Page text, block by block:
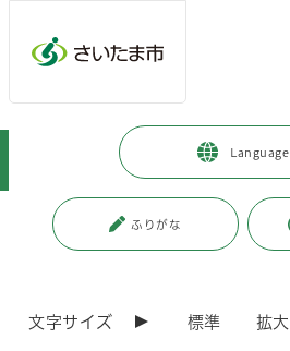
Language
ふりがな
文字サイズ 標準 拡大
事業者向けの情報 > まち
公共建築工事関係
更新日付：2026
設計業務・工事監理業務等に関する仕様書